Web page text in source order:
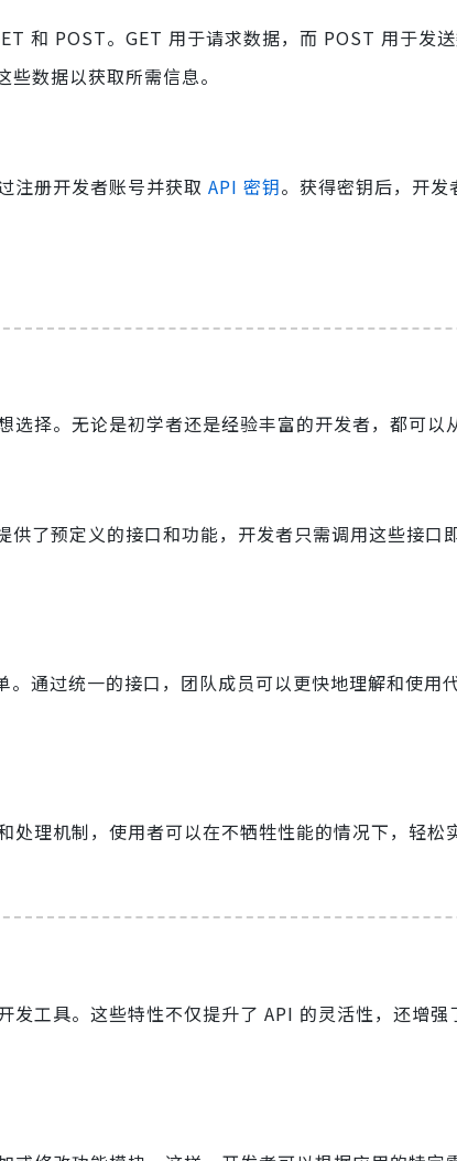
和 POST。GET 用于请求数据，而 POST 用于发
数据以获取所需信息。
注册开发者账号并获取 API 密钥。获得密钥后，开发
择。无论是初学者还是经验丰富的开发者，都可以
了预定义的接口和功能，开发者只需调用这些接口
通过统一的接口，团队成员可以更快地理解和使用
处理机制，使用者可以在不牺牲性能的情况下，轻松
工具。这些特性不仅提升了 API 的灵活性，还增强